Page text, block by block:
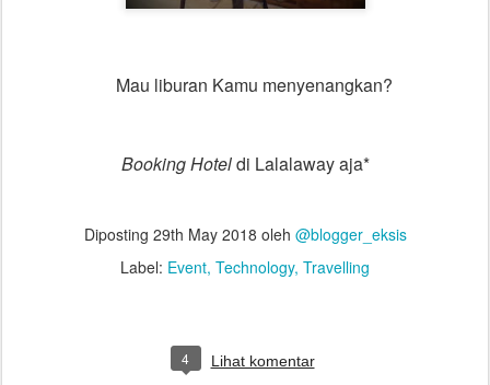
Mau liburan Kamu menyenangkan?
Booking Hoteldi Lalalaway aja*
Diposting 29th May 2018 oleh @blogger_eksis
Label: Event Technology Travelling
4 Lihat komentar